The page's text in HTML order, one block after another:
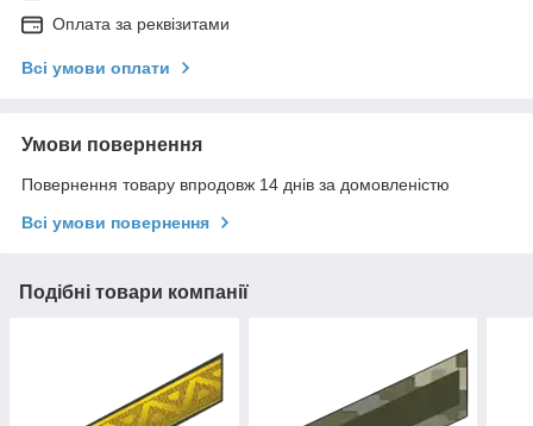
Оплата за реквізитами
Всі умови оплати
Умови повернення
Повернення товару впродовж 14 днів за домовленістю
Всі умови повернення
Подібні товари компанії